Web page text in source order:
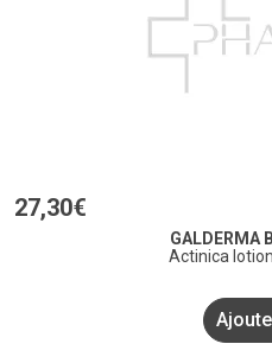
27,30€
GALDERMA
Actinica